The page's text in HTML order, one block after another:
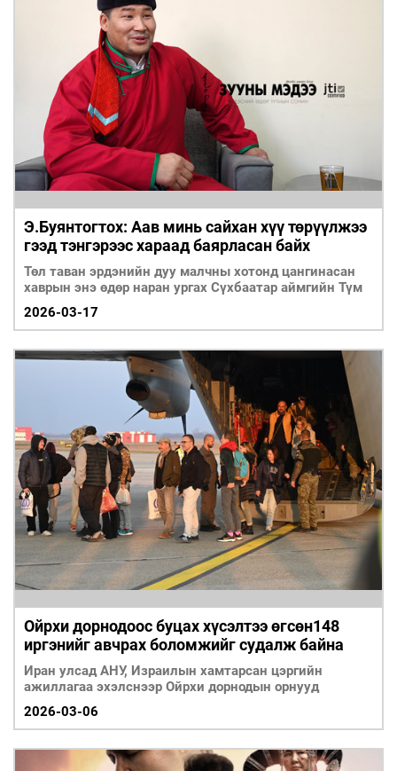
Э.Буянтогтох: Аав минь сайхан хүү төрүүлжээ
гээд тэнгэрээс хараад баярласан байх
Төл таван эрдэнийн дуу малчны хотонд цангинасан
хаврын энэ өдөр наран ургах Сүхбаатар аймгийн Түм
2026-03-17
Ойрхи дорнодоос буцах хүсэлтээ өгсөн148
иргэнийг авчрах боломжийг судалж байна
Иран улсад АНУ, Израилын хамтарсан цэргийн
ажиллагаа эхэлснээр Ойрхи дорнодын орнууд
2026-03-06